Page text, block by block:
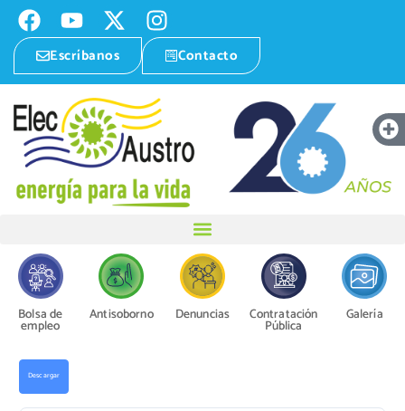
Escríbanos Contacto
Bolsa de
empleo
Antisoborno Denuncias Contratación
Pública
Galería
Descargar